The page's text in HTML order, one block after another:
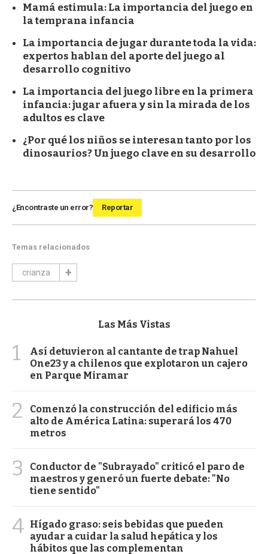
Mamá estimula: La importancia del juego en
la temprana infancia
La importancia de jugar durante toda la vida:
expertos hablan del aporte del juego al
desarrollo cognitivo
La importancia del juego libre en la primera
infancia: jugar afuera y sin la mirada de los
adultos es clave
¿Por qué los niños se interesan tanto por los
dinosaurios? Un juego clave en su desarrollo
¿Encontraste un error? Reportar
Temas relacionados
crianza
Las Más Vistas
1
Así detuvieron al cantante de trap Nahuel
One23 y a chilenos que explotaron un cajero
en Parque Miramar
2
Comenzó la construcción del edificio más
alto de América Latina: superará los 470
metros
3
Conductor de "Subrayado" criticó el paro de
maestros y generó un fuerte debate: "No
tiene sentido"
4 Hígado graso: seis bebidas que pueden
ayudar a cuidar la salud hepática y los
hábitos que las complementan